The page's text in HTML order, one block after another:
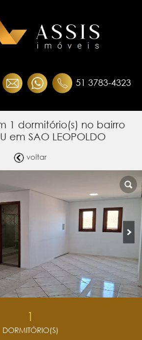
51 3783-4323
1 dormitório(s) no bairro
em SAO LEOPOLDO
voltar
1
DORMITÓRIO(S)